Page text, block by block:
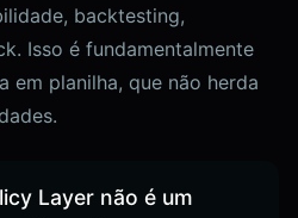
backtesting,
Isso é fundamentalmente
em planilha, que não herda
Layer não é um